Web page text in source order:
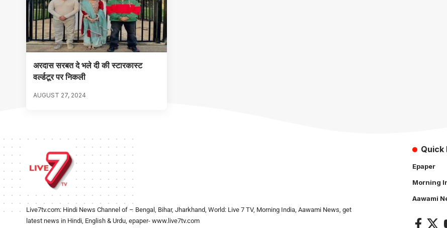
अरदास सरबत दे भले दी की स्टारकास्ट
वर्ल्डटूर पर निकली
AUGUST 27, 2024
Live7tv.com: Hindi News Channel of – Bengal, Bihar, Jharkhand, World: Live 7 TV, Morning India, Aawami News, get
latest news in Hindi, English & Urdu, epaper- www.live7tv.com
Quick
Epaper
Morning
Aawami